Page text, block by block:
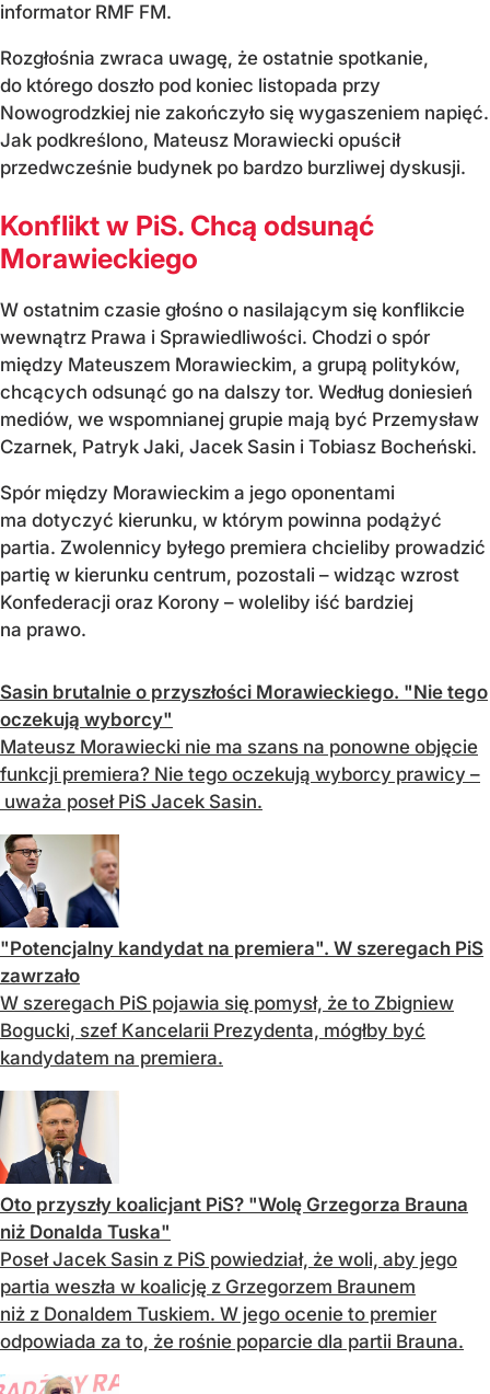
informator RMF FM.
Rozgłośnia zwraca uwagę, że ostatnie spotkanie,
do którego doszło pod koniec listopada przy
Nowogrodzkiej nie zakończyło się wygaszeniem napięć.
Jak podkreślono, Mateusz Morawiecki opuścił
przedwcześnie budynek po bardzo burzliwej dyskusji.
Konflikt w PiS. Chcą odsunąć
Morawieckiego
W ostatnim czasie głośno o nasilającym się konflikcie
wewnątrz Prawa i Sprawiedliwości. Chodzi o spór
między Mateuszem Morawieckim, a grupą polityków,
chcących odsunąć go na dalszy tor. Według doniesień
mediów, we wspomnianej grupie mają być Przemysław
Czarnek, Patryk Jaki, Jacek Sasin i Tobiasz Bocheński.
Spór między Morawieckim a jego oponentami
ma dotyczyć kierunku, w którym powinna podążyć
partia. Zwolennicy byłego premiera chcieliby prowadzić
partię w kierunku centrum, pozostali – widząc wzrost
Konfederacji oraz Korony – woleliby iść bardziej
na prawo.
Sasin brutalnie o przyszłości Morawieckiego. "Nie tego
oczekują wyborcy"
Mateusz Morawiecki nie ma szans na ponowne objęcie
funkcji premiera? Nie tego oczekują wyborcy prawicy –
uważa poseł PiS Jacek Sasin.
"Potencjalny kandydat na premiera". W szeregach PiS
zawrzało
W szeregach PiS pojawia się pomysł, że to Zbigniew
Bogucki, szef Kancelarii Prezydenta, mógłby być
kandydatem na premiera.
Oto przyszły koalicjant PiS? "Wolę Grzegorza Brauna
niż Donalda Tuska"
Poseł Jacek Sasin z PiS powiedział, że woli, aby jego
partia weszła w koalicję z Grzegorzem Braunem
niż z Donaldem Tuskiem. W jego ocenie to premier
odpowiada za to, że rośnie poparcie dla partii Brauna.